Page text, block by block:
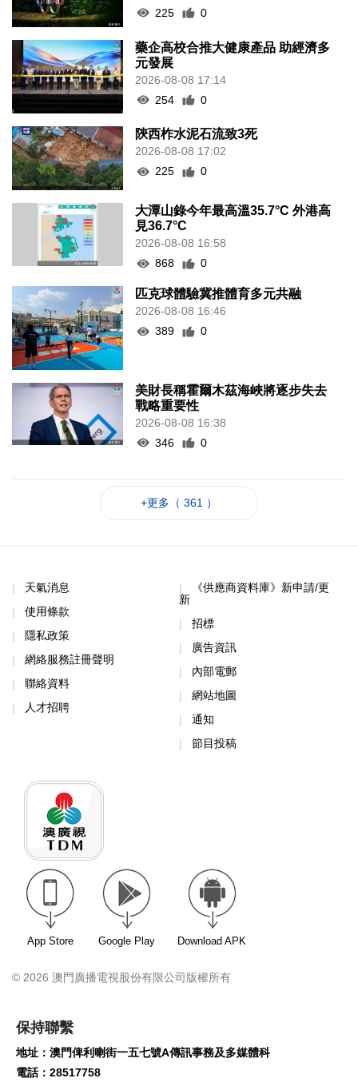
225
0
藥企高校合推大健康產品 助經濟多
元發展
2026-08-08 17:14
254
0
陝西柞水泥石流致3死
2026-08-08 17:02
225
0
大潭山錄今年最高溫35.7°C 外港高
見36.7°C
2026-08-08 16:58
868
0
匹克球體驗冀推體育多元共融
2026-08-08 16:46
389
0
美財長稱霍爾木茲海峽將逐步失去
戰略重要性
2026-08-08 16:38
346
0
+更多（ 361 ）
天氣消息
使用條款
隱私政策
網絡服務註冊聲明
聯絡資料
人才招聘
《供應商資料庫》新申請/更
新
招標
廣告資訊
內部電郵
網站地圖
通知
節目投稿
App Store Google Play Download APK
© 2026 澳門廣播電視股份有限公司版權所有
保持聯繫
地址：澳門俾利喇街一五七號A傳訊事務及多媒體科
電話：28517758